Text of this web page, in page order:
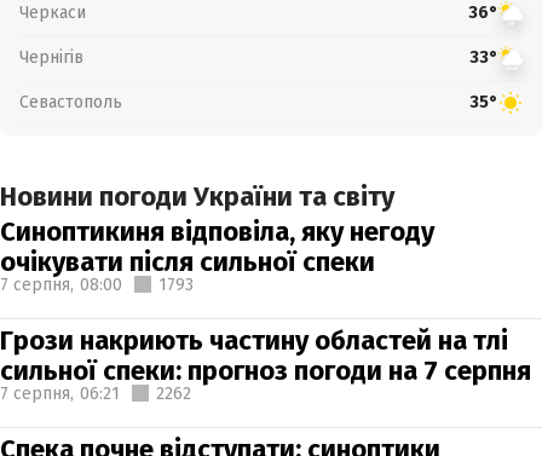
Черкаси 36°
Чернігів 33°
Севастополь 35°
Новини погоди України та світу
Синоптикиня відповіла, яку негоду
очікувати після сильної спеки
7 серпня, 08:00 1793
Грози накриють частину областей на тлі
сильної спеки: прогноз погоди на 7 серпня
7 серпня, 06:21 2262
Спека почне відступати: синоптики